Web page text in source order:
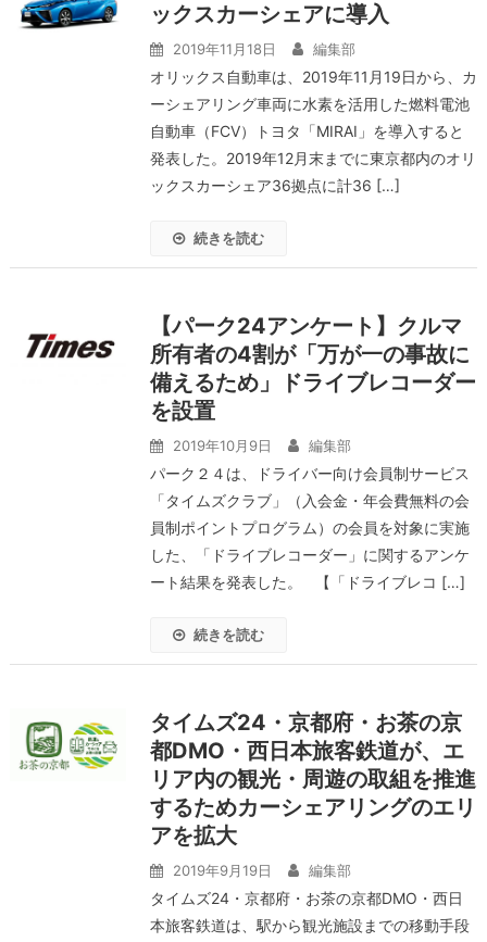
ックスカーシェアに導入
2019年11月18日 編集部
オリックス自動車は、2019年11月19日から、カ
ーシェアリング車両に水素を活用した燃料電池
自動車（FCV）トヨタ「MIRAI」を導入すると
発表した。2019年12月末までに東京都内のオリ
ックスカーシェア36拠点に計36 […]
続きを読む
【パーク24アンケート】クルマ
所有者の4割が「万が一の事故に
備えるため」ドライブレコーダー
を設置
2019年10月9日 編集部
パーク２４は、ドライバー向け会員制サービス
「タイムズクラブ」（入会金・年会費無料の会
員制ポイントプログラム）の会員を対象に実施
した、「ドライブレコーダー」に関するアンケ
ート結果を発表した。 【「ドライブレコ […]
続きを読む
タイムズ24・京都府・お茶の京
都DMO・西日本旅客鉄道が、エ
リア内の観光・周遊の取組を推進
するためカーシェアリングのエリ
アを拡大
2019年9月19日 編集部
タイムズ24・京都府・お茶の京都DMO・西日
本旅客鉄道は、駅から観光施設までの移動手段